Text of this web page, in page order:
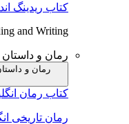
کتاب ریدینگ
and Writing
رمان و داستان
رمان و
کتاب رمان
رمان تاریخی